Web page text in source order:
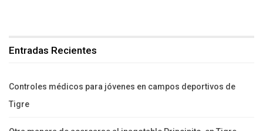
Entradas Recientes
Controles médicos para jóvenes en campos deportivos de
Tigre